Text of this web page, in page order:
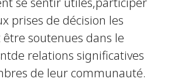
prises de décision les
soutenues dans le
relations significatives
de leur communauté.